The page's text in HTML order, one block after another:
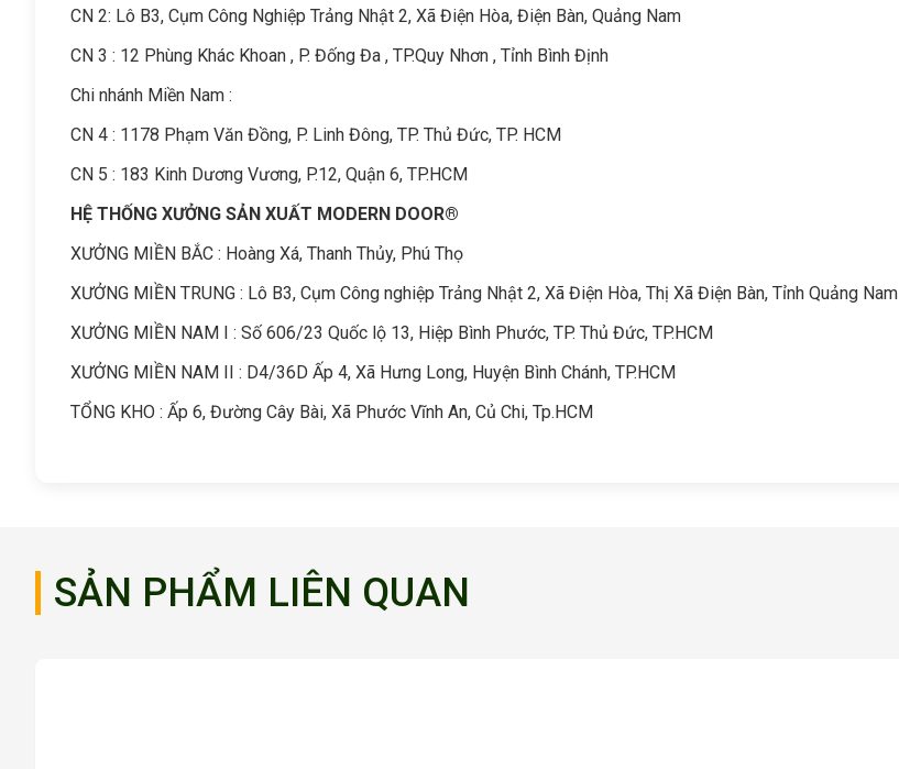
CN 2: Lô B3, Cụm Công Nghiệp Trảng Nhật 2, Xã Điện Hòa, Điện Bàn, Quảng Nam
CN 3 : 12 Phùng Khác Khoan , P. Đống Đa , TP.Quy Nhơn , Tỉnh Bình Định
Chi nhánh Miền Nam :
CN 4 : 1178 Phạm Văn Đồng, P. Linh Đông, TP. Thủ Đức, TP. HCM
CN 5 : 183 Kinh Dương Vương, P.12, Quận 6, TP.HCM
HỆ THỐNG XƯỞNG SẢN XUẤT MODERN DOOR®
XƯỞNG MIỀN BẮC : Hoàng Xá, Thanh Thủy, Phú Thọ
XƯỞNG MIỀN TRUNG : Lô B3, Cụm Công nghiệp Trảng Nhật 2, Xã Điện Hòa, Thị Xã Điện Bàn, Tỉnh Quảng Nam
XƯỞNG MIỀN NAM I : Số 606/23 Quốc lộ 13, Hiệp Bình Phước, TP. Thủ Đức, TP.HCM
XƯỞNG MIỀN NAM II : D4/36D Ấp 4, Xã Hưng Long, Huyện Bình Chánh, TP.HCM
TỔNG KHO : Ấp 6, Đường Cây Bài, Xã Phước Vĩnh An, Củ Chi, Tp.HCM
SẢN PHẨM LIÊN QUAN